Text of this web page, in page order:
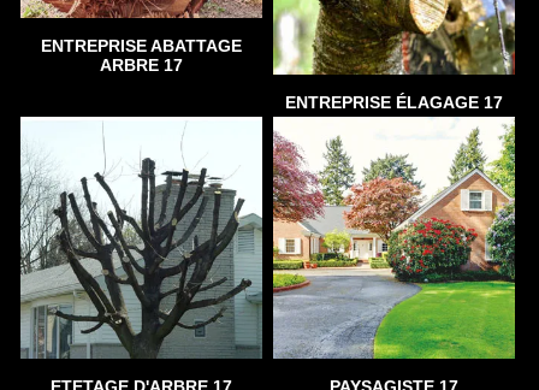
ENTREPRISE ABATTAGE
ARBRE 17
ENTREPRISE ÉLAGAGE 17